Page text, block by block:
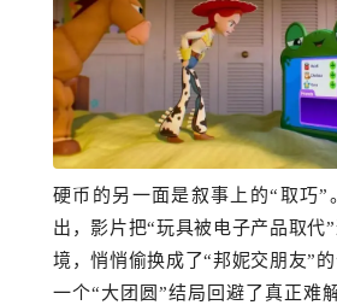
硬币的另一面是叙事上的“取巧”
出，影片把“玩具被电子产品取代
境，悄悄偷换成了“邦妮交朋友”
一个“大团圆”结局回避了真正难